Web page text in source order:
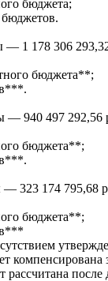
бюджета;
1 178 306
бюджета**;
— 940 497 292,56
бюджета**;
323 174 795,68
бюджета**;